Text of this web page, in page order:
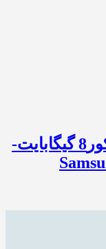
سامسونگ گلکسی جی2 کور8 گیگابایت-